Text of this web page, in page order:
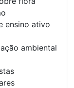
ensino ativo
ambiental